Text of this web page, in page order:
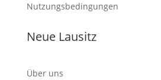
Nutzungsbedingungen
Neue Lausitz
Über uns